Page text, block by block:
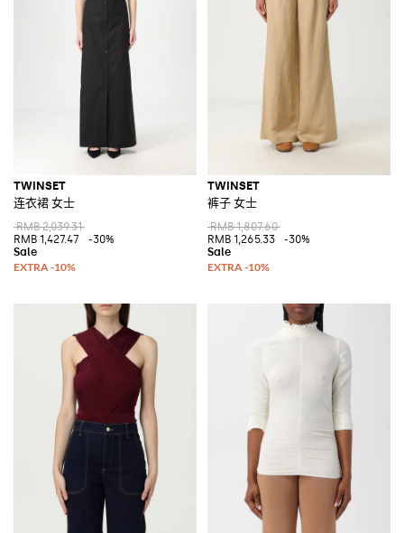
TWINSET
连衣裙 女士
RMB 2,039.31
RMB 1,427.47
-30%
TWINSET
裤子 女士
RMB 1,807.60
RMB 1,265.33
-30%